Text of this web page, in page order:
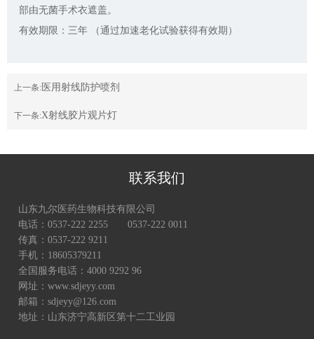
部由无菌手术衣遮盖。
有效期限：三年 （通过加速老化试验获得有效期）
上一条: 医用射线防护喷剂
下一条:X射线胶片观片灯
联系我们
山东九尔医药生物科技有限公司
电话：0537-222 2255 0537-222 0011
传真：0537-222 9211
手机：18605379211
全国服务电话：4000 9292 96
网址：www.sdjeyy.com
邮箱：sdjeyy@126.com
地址：山东济宁高新区第十二工业园